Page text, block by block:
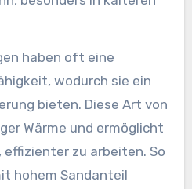
haben oft eine
wodurch sie ein
bieten. Diese Art von
Wärme und ermöglicht
effizienter zu arbeiten. So
hohem Sandanteil